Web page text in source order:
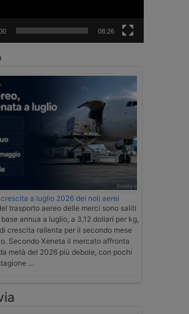
08:26
a luglio 2026 dei noli aerei
trasporto aereo delle merci sono saliti
annua a luglio, a 3,12 dollari per kg,
crescita rallenta per il secondo mese
Secondo Xeneta il mercato affronta
metà del 2026 più debole, con pochi
…